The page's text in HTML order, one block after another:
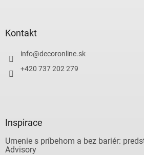
Kontakt
info@decoronline.sk
+420 737 202 279
Inspirace
Umenie s príbehom a bez bariér:
Advisory